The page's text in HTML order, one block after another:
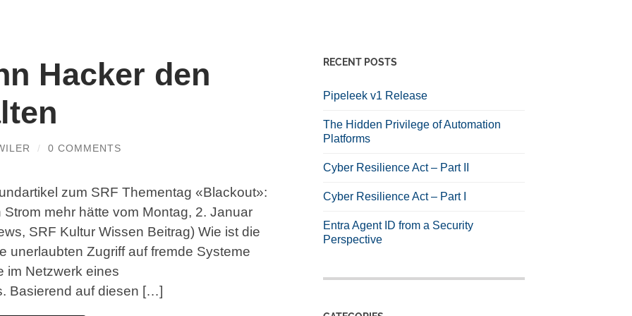
Hacker den
/ 0 COMMENTS
zum SRF Thementag «Blackout»:
mehr hätte vom Montag, 2. Januar
SRF Kultur Wissen Beitrag) Wie ist die
unerlaubten Zugriff auf fremde Systeme
Netzwerk eines
Basierend auf diesen […]
RECENT POSTS
Pipeleek v1 Release
The Hidden Privilege of Automation
Platforms
Cyber Resilience Act – Part II
Cyber Resilience Act – Part I
Entra Agent ID from a Security
Perspective